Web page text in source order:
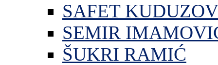
SAFET
SEMIR
ŠUKRI RAMIĆ